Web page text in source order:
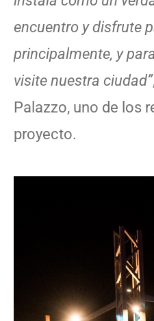
encuentro y disfrute
principalmente, y
visite nuestra ciudad”
Palazzo, uno de los
proyecto.